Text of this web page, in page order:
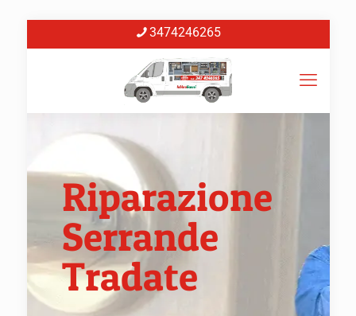
3474246265
Riparazione
Serrande
Tradate